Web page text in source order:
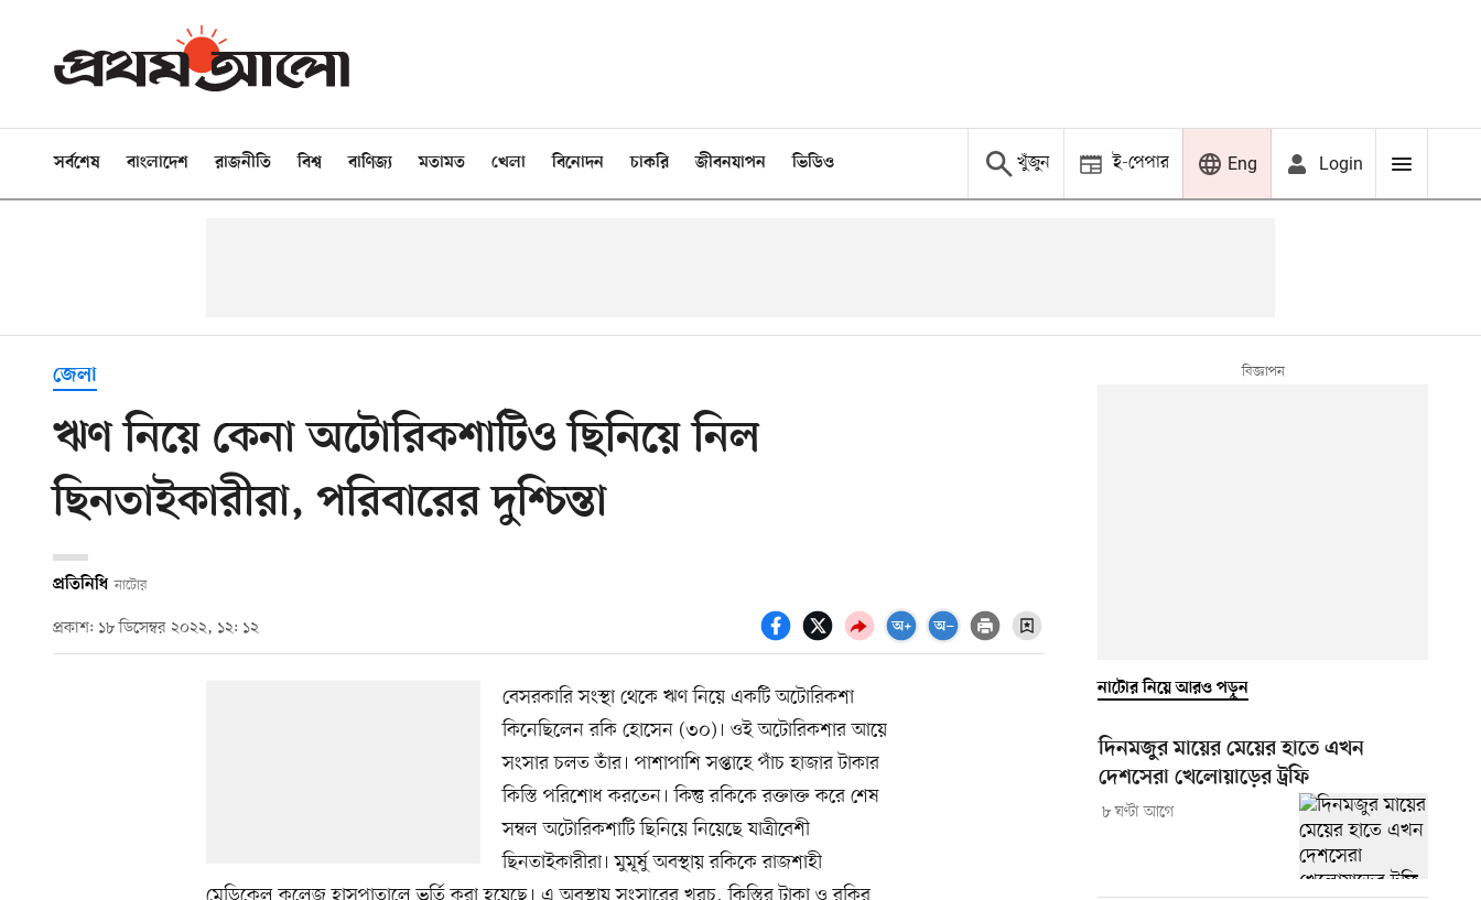
সর্বশেষ বাংলাদেশ রাজনীতি বিশ্ব বাণিজ্য মতামত খেলা বিনোদন চাকরি জীবনযাপন ভিডিও খুঁজুন ই-পেপার Eng Login
জেলা
ঋণ নিয়ে কেনা অটোরিকশাটিও ছিনিয়ে নিল
ছিনতাইকারীরা, পরিবারের দুশ্চিন্তা
প্রতিনিধি নাটোর
প্রকাশ: ১৮ ডিসেম্বর ২০২২, ১২: ১২
বেসরকারি সংস্থা থেকে ঋণ নিয়ে একটি অটোরিকশা
কিনেছিলেন রকি হোসেন (৩০)। ওই অটোরিকশার আয়ে
সংসার চলত তাঁর। পাশাপাশি সপ্তাহে পাঁচ হাজার টাকার
কিস্তি পরিশোধ করতেন। কিন্তু রকিকে রক্তাক্ত করে শেষ
সম্বল অটোরিকশাটি ছিনিয়ে নিয়েছে যাত্রীবেশী
ছিনতাইকারীরা। মুমূর্ষু অবস্থায় রকিকে রাজশাহী
নাটোর নিয়ে আরও পড়ুন
দিনমজুর মায়ের মেয়ের হাতে এখন
দেশসেরা খেলোয়াড়ের ট্রফি
৮ ঘণ্টা আগে